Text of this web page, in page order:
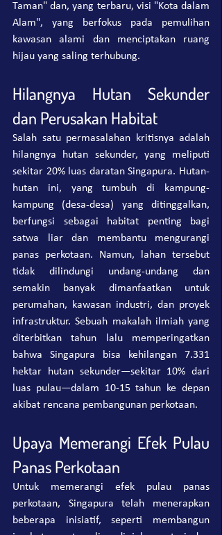
Taman" dan, yang terbaru, visi "Kota dalam
Alam", yang berfokus pada pemulihan
kawasan alami dan menciptakan ruang
hijau yang saling terhubung.
Hilangnya Hutan Sekunder
dan Perusakan Habitat
Salah satu permasalahan kritisnya adalah
hilangnya hutan sekunder, yang meliputi
sekitar 20% luas daratan Singapura. Hutan-
hutan ini, yang tumbuh di kampung-
kampung (desa-desa) yang ditinggalkan,
berfungsi sebagai habitat penting bagi
satwa liar dan membantu mengurangi
panas perkotaan. Namun, lahan tersebut
tidak dilindungi undang-undang dan
semakin banyak dimanfaatkan untuk
perumahan, kawasan industri, dan proyek
infrastruktur. Sebuah makalah ilmiah yang
diterbitkan tahun lalu memperingatkan
bahwa Singapura bisa kehilangan 7.331
hektar hutan sekunder—sekitar 10% dari
luas pulau—dalam 10-15 tahun ke depan
akibat rencana pembangunan perkotaan.
Upaya Memerangi Efek Pulau
Panas Perkotaan
Untuk memerangi efek pulau panas
perkotaan, Singapura telah menerapkan
beberapa inisiatif, seperti membangun